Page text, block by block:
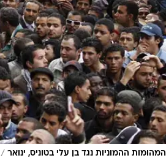
המהומות ההמוניות נגד בן עלי בטוניס, ינואר /